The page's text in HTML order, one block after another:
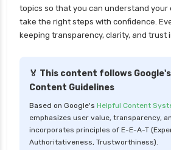
cignattk health insurance vs
insurance
compare health insurance plans
covid 19 health insurance
critical illness health insurance
topics so that you can understand your
take the right steps with confidence.
keeping transparency, clarity, and trust
🏅 This content follows
Content Guidelines
Based on Google's Helpful Content
emphasizes user value, transparency,
incorporates principles of E-E-A-T
Authoritativeness, Trustworthiness).